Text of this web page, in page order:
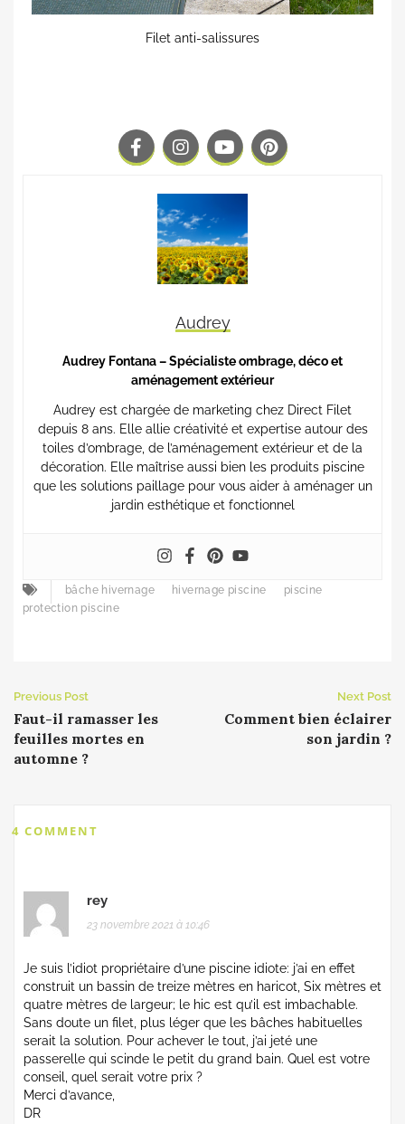
Filet anti-salissures
Audrey
Audrey Fontana – Spécialiste ombrage, déco et
aménagement extérieur
Audrey est chargée de marketing chez Direct Filet
depuis 8 ans. Elle allie créativité et expertise autour des
toiles d’ombrage, de l’aménagement extérieur et de la
décoration. Elle maîtrise aussi bien les produits piscine
que les solutions paillage pour vous aider à aménager un
jardin esthétique et fonctionnel
bâche hivernage hivernage piscine
piscine
protection piscine
Previous Post
Faut-il ramasser les
feuilles mortes en
automne ?
Next Post
Comment bien éclairer
son jardin ?
4 COMMENT
rey
23 novembre 2021 à 10:46
Je suis l’idiot propriétaire d’une piscine idiote: j’ai en effet
construit un bassin de treize mètres en haricot, Six mètres et
quatre mètres de largeur; le hic est qu’il est imbachable.
Sans doute un filet, plus léger que les bâches habituelles
serait la solution. Pour achever le tout, j’ai jeté une
passerelle qui scinde le petit du grand bain. Quel est votre
conseil, quel serait votre prix ?
Merci d’avance,
DR